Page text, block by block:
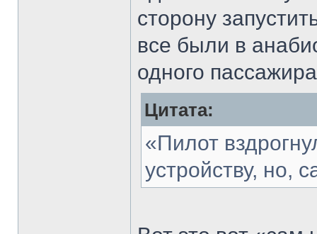
сторону
все были в
одного
Цитата:
«Пилот
устройству, но,